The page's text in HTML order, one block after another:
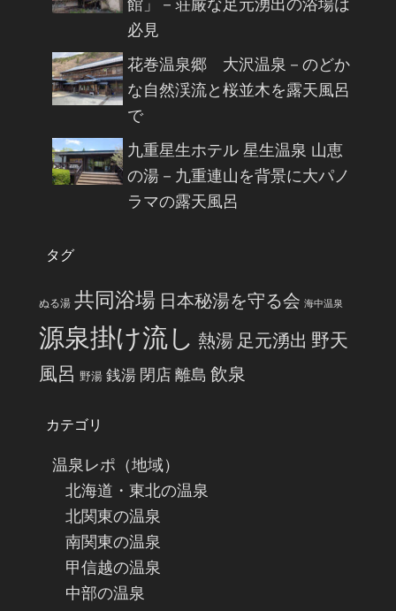
館」－荘厳な足元湧出の浴場は
必見
花巻温泉郷 大沢温泉－のどか
な自然渓流と桜並木を露天風呂
で
九重星生ホテル 星生温泉 山恵
の湯－九重連山を背景に大パノ
ラマの露天風呂
タグ
ぬる湯 共同浴場 日本秘湯を守る会 海中温泉
源泉掛け流し 熱湯 足元湧出 野天
風呂 野湯 銭湯 閉店 離島 飲泉
カテゴリ
温泉レポ（地域）
北海道・東北の温泉
北関東の温泉
南関東の温泉
甲信越の温泉
中部の温泉